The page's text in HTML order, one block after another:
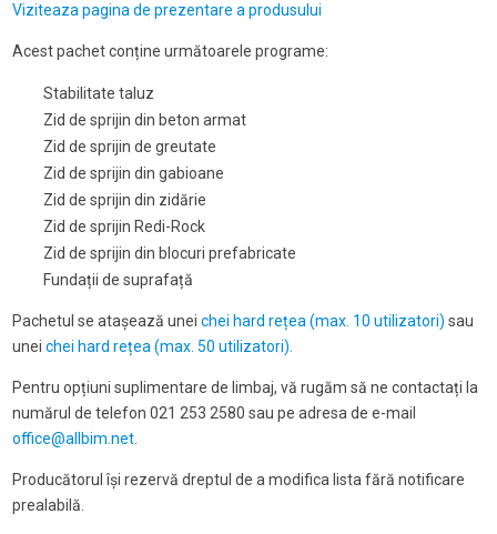
Viziteaza pagina de prezentare a produsului
Acest pachet conține următoarele programe:
Stabilitate taluz
Zid de sprijin din beton armat
Zid de sprijin de greutate
Zid de sprijin din gabioane
Zid de sprijin din zidărie
Zid de sprijin Redi-Rock
Zid de sprijin din blocuri prefabricate
Fundații de suprafață
Pachetul se atașează unei chei hard rețea (max. 10 utilizatori) sau
unei chei hard rețea (max. 50 utilizatori).
Pentru opțiuni suplimentare de limbaj, vă rugăm să ne contactați la
numărul de telefon 021 253 2580 sau pe adresa de e-mail
office@allbim.net.
Producătorul își rezervă dreptul de a modifica lista fără notificare
prealabilă.